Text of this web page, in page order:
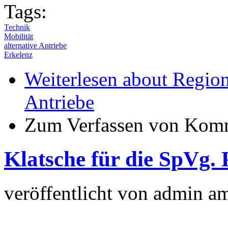
Tags:
Technik
Mobilität
alternative Antriebe
Erkelenz
Weiterlesen about
Antriebe
Zum Verfassen von
Klatsche für die SpVg.
veröffentlicht von admin